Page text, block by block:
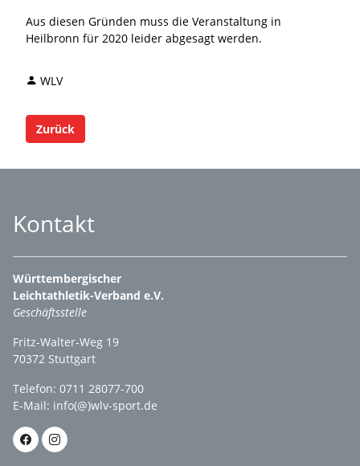
Aus diesen Gründen muss die Veranstaltung in
Heilbronn für 2020 leider abgesagt werden.
WLV
Zurück
Kontakt
Württembergischer
Leichtathletik-Verband e.V.
Geschäftsstelle
Fritz-Walter-Weg 19
70372 Stuttgart
Telefon: 0711 28077-700
E-Mail: info(@)wlv-sport.de